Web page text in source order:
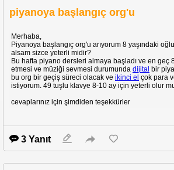
Dilerseniz şuradaki Video yu da
inceleyebilirsiniz:https://www.youtube.com/
piyanoya başlangıç org'u
Merhaba,
Piyanoya başlangıç org'u arıyorum 8 yaşındaki
alsam sizce yeterli midir?
Bu hafta piyano dersleri almaya başladı ve en geç
etmesi ve müziği sevmesi durumunda dijital bir
bu org bir geçiş süreci olacak ve ikinci el çok para
istiyorum. 49 tuşlu klavye 8-10 ay için yeterli olur
cevaplarınız için şimdiden teşekkürler
3 Yanıt